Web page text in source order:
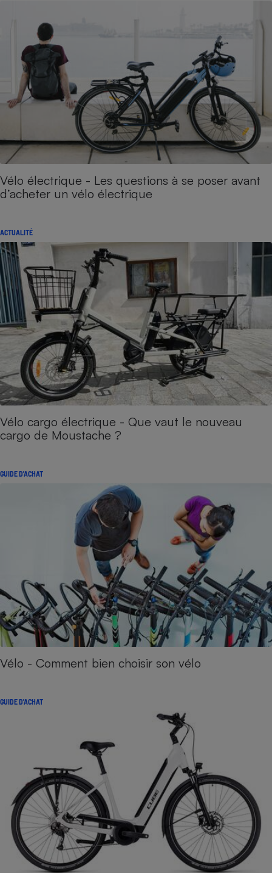
Vélo électrique - Les questions à se poser avant
d’acheter un vélo électrique
ACTUALITÉ
Vélo cargo électrique - Que vaut le nouveau
cargo de Moustache ?
GUIDE D'ACHAT
Vélo - Comment bien choisir son vélo
GUIDE D'ACHAT